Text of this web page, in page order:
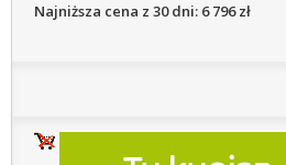
Najniższa cena z 30 dni: 6 796 zł